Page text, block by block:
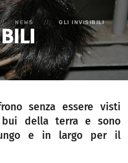
NEWS GLI INVISIBILI
senza essere visti
della terra e sono
e in largo per il